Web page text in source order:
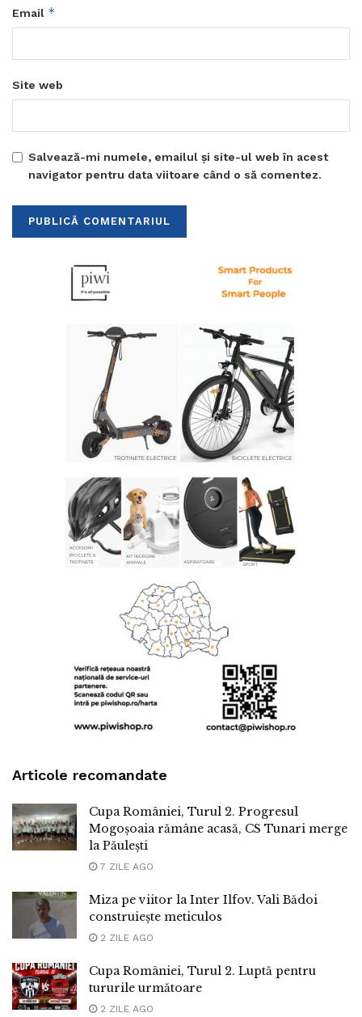
Email *
Site web
Salvează-mi numele, emailul și site-ul web în acest
navigator pentru data viitoare când o să comentez.
Articole recomandate
Cupa României, Turul 2. Progresul
Mogoșoaia rămâne acasă, CS Tunari merge
la Păulești
7 ZILE AGO
Miza pe viitor la Inter Ilfov. Vali Bădoi
construiește meticulos
2 ZILE AGO
Cupa României, Turul 2. Luptă pentru
tururile următoare
2 ZILE AGO